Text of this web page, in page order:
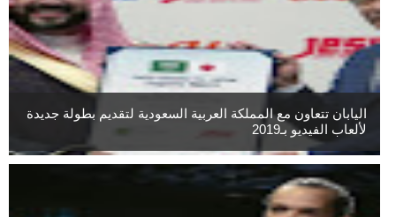
اليابان تتعاون مع المملكة العربية السعودية لتقديم بطولة جديدة
لألعاب الفيديو بـ2019